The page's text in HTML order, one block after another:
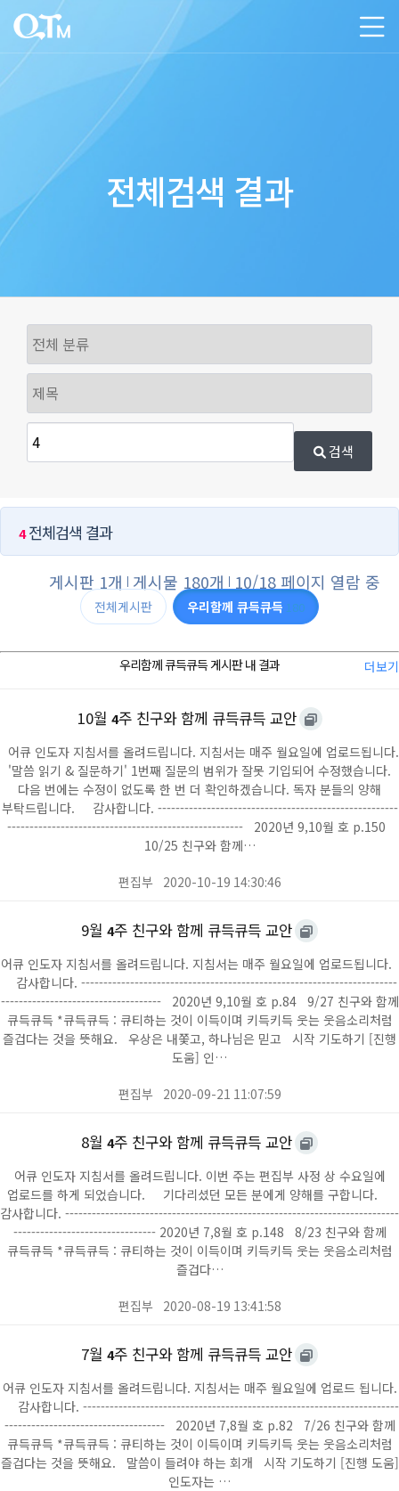
전체검색 결과
검색
4전체검색 결과
게시판 1개 게시물 180개 10/18 페이지 열람 중
전체게시판 우리함께 큐득큐득 180
우리함께 큐득큐득 게시판 내 결과 더보기
10월 4주 친구와 함께 큐득큐득 교안
어큐 인도자 지침서를 올려드립니다. 지침서는 매주 월요일에 업로드됩니다.
'말씀 읽기 & 질문하기' 1번째 질문의 범위가 잘못 기입되어 수정했습니다.
다음 번에는 수정이 없도록 한 번 더 확인하겠습니다. 독자 분들의 양해
부탁드립니다. 감사합니다. ------------------------------------------------------
----------------------------------------------------- 2020년 9,10월 호 p.150
10/25 친구와 함께…
편집부 2020-10-19 14:30:46
9월 4주 친구와 함께 큐득큐득 교안
어큐 인도자 지침서를 올려드립니다. 지침서는 매주 월요일에 업로드됩니다.
감사합니다. -----------------------------------------------------------------------
------------------------------------ 2020년 9,10월 호 p.84 9/27 친구와 함께
큐득큐득 *큐득큐득 : 큐티하는 것이 이득이며 키득키득 웃는 웃음소리처럼
즐겁다는 것을 뜻해요. 우상은 내쫓고, 하나님은 믿고 시작 기도하기 [진행
도움] 인…
편집부 2020-09-21 11:07:59
8월 4주 친구와 함께 큐득큐득 교안
어큐 인도자 지침서를 올려드립니다. 이번 주는 편집부 사정 상 수요일에
업로드를 하게 되었습니다. 기다리셨던 모든 분에게 양해를 구합니다.
감사합니다. ---------------------------------------------------------------------------
-------------------------------- 2020년 7,8월 호 p.148 8/23 친구와 함께
큐득큐득 *큐득큐득 : 큐티하는 것이 이득이며 키득키득 웃는 웃음소리처럼
즐겁다…
편집부 2020-08-19 13:41:58
7월 4주 친구와 함께 큐득큐득 교안
어큐 인도자 지침서를 올려드립니다. 지침서는 매주 월요일에 업로드 됩니다.
감사합니다. -----------------------------------------------------------------------
------------------------------------ 2020년 7,8월 호 p.82 7/26 친구와 함께
큐득큐득 *큐득큐득 : 큐티하는 것이 이득이며 키득키득 웃는 웃음소리처럼
즐겁다는 것을 뜻해요. 말씀이 들려야 하는 회개 시작 기도하기 [진행 도움]
인도자는 …